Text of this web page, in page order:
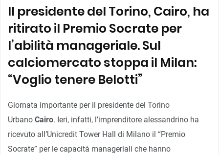
Il presidente del Torino, Cairo, ha
ritirato il Premio Socrate per
l’abilità manageriale. Sul
calciomercato stoppa il Milan:
“Voglio tenere Belotti”
Giornata importante per il presidente del Torino
Urbano Cairo. Ieri, infatti, l’imprenditore alessandrino ha
ricevuto all’Unicredit Tower Hall di Milano il “Premio
Socrate” per le capacità manageriali che hanno